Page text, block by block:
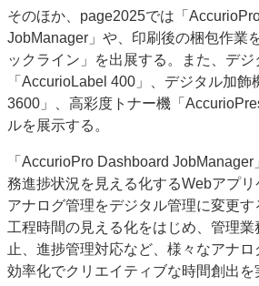
そのほか、page2025では「
JobManager」や、印刷後の梱包作業
ックライン」を出展する。また、デ
「AccurioLabel 400」、デジタル加
3600」、高彩度トナー機「
ルを展示する。
「AccurioPro Dashboard
務進捗状況を見える化するWebアプ
アナログ管理をデジタル管理に変更
工程時間の見える化をはじめ、管理
止、進捗管理対応など、様々なアナロ
効率化でクリエイティブな時間創出を